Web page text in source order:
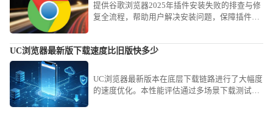
提供谷歌浏览器2025年插件安装失败的排查与修
复全流程，帮助用户解决安装问题，保障插件功
UC浏览器最新版下载速度比旧版快多少
UC浏览器最新版本在底层下载链路进行了大幅度
的速度优化。本性能评估通过多场景下载测试，